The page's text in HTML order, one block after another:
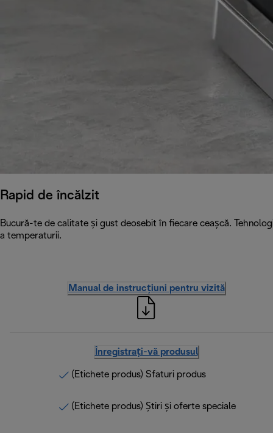
Rapid de încălzit
Bucură-te de calitate și gust deosebit în fiecare ceașcă.
a temperaturii.
Manual de instrucțiuni pentru vizită
Înregistrați-vă produsul
(Etichete produs) Sfaturi produs
(Etichete produs) Știri și oferte speciale